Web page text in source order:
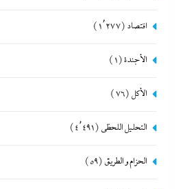
اقتصاد (1٬277)
الأجندة(1)
الأكل (76)
التحليل اللحظي (4٬491)
الحزام و الطريق (59)